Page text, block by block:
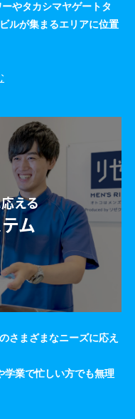
やタカシマヤゲートタ
ルが集まるエリアに位置
える
ム
さまざまなニーズに応え
学業で忙しい方でも無理